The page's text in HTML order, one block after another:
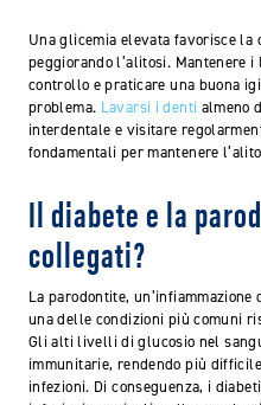
Una glicemia elevata favorisce
peggiorando l’alitosi. Mantenere
controllo e praticare una buona
problema. Lavarsi i denti almeno
interdentale e visitare
fondamentali per mantenere
Il diabete e la
collegati?
La parodontite,
una delle condizioni più comuni
Gli alti livelli di glucosio nel
immunitarie, rendendo più
infezioni. Di conseguenza, i